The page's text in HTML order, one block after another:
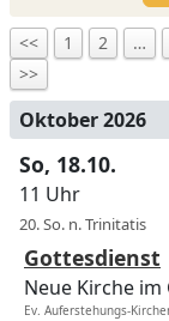
<< 1 2 …
>>
Oktober 2026
So, 18.10.
11 Uhr
20. So. n. Trinitatis
Gottesdienst
Neue Kirche
Ev. Auferstehungs-